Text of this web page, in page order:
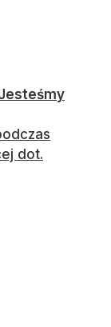
dot.